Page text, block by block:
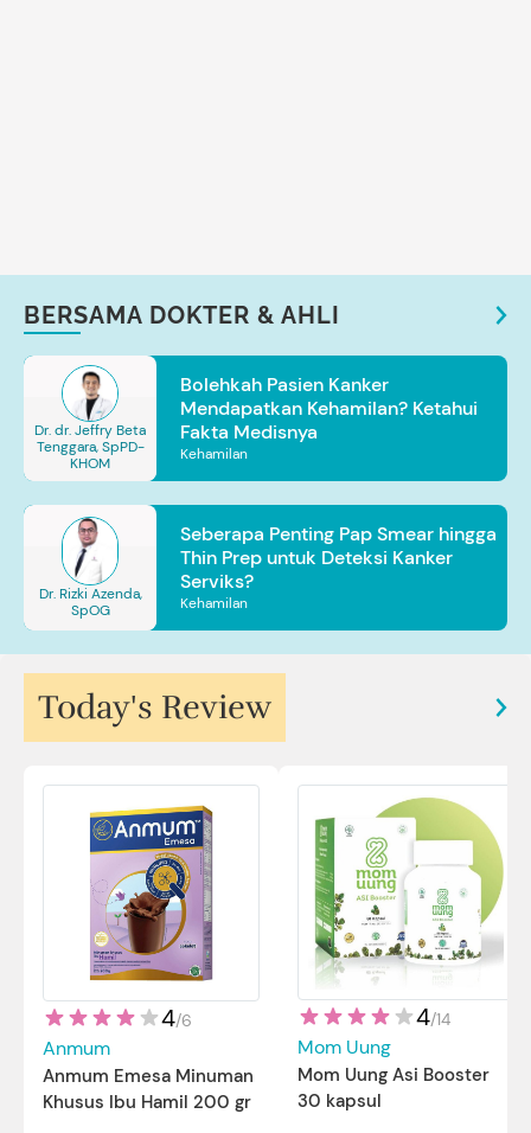
BERSAMA DOKTER & AHLI
Dr. dr. Jeffry Beta
Tenggara, SpPD-
KHOM
Bolehkah Pasien Kanker
Mendapatkan Kehamilan? Ketahui
Fakta Medisnya
Kehamilan
Dr. Rizki Azenda,
SpOG
Seberapa Penting Pap Smear hingga
Thin Prep untuk Deteksi Kanker
Serviks?
Kehamilan
Today's Review
4/6
Anmum
Anmum Emesa Minuman
Khusus Ibu Hamil 200 gr
4/14
Mom Uung
Mom Uung Asi Booster
30 kapsul